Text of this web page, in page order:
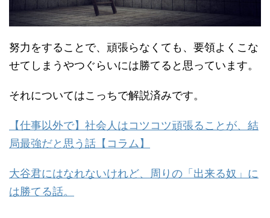
努力をすることで、頑張らなくても、要領よくこな
せてしまうやつぐらいには勝てると思っています。
それについてはこっちで解説済みです。
【仕事以外で】社会人はコツコツ頑張ることが、結
局最強だと思う話【コラム】
大谷君にはなれないけれど、周りの「出来る奴」に
は勝てる話。